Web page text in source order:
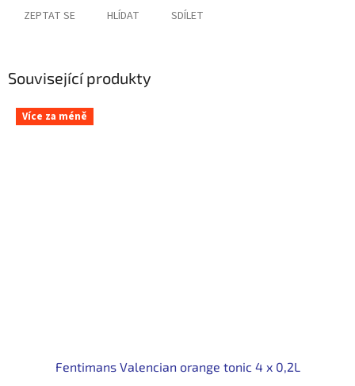
ZEPTAT SE HLÍDAT SDÍLET
Související produkty
Více za méně
Fentimans Valencian orange tonic 4 x 0,2L